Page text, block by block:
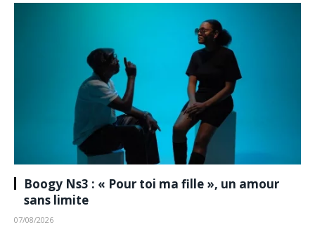
Boogy Ns3 : « Pour toi ma fille », un amour
sans limite
07/08/2026